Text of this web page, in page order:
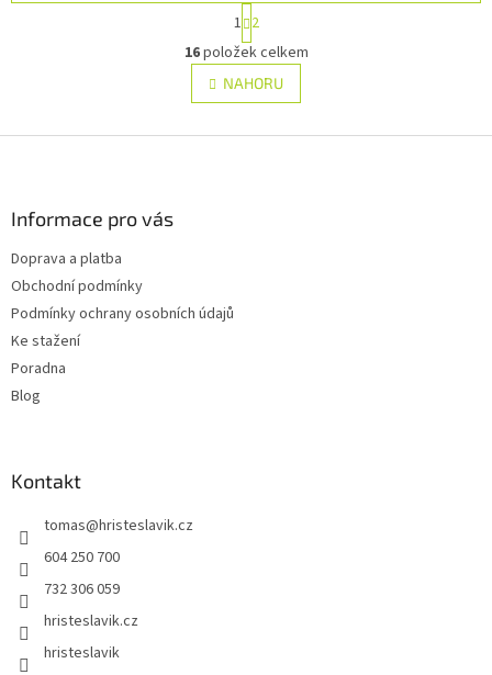
O
v
l
á
S
t
r
á
n
k
v
1 2
16položek celkem
NAHORU
Informace pro vás
Doprava a platba
Obchodní podmínky
Podmínky ochrany osobních údajů
Ke stažení
Poradna
Blog
Kontakt
tomas@hristeslavik.cz
604 250 700
732 306 059
hristeslavik.cz
hristeslavik